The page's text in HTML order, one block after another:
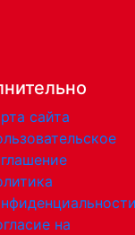
сайта
на